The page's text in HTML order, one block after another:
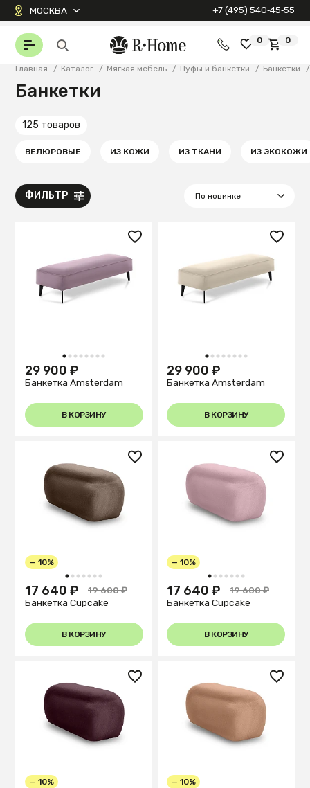
МОСКВА +7 (495) 540‑45‑55
0 0
Главная / Каталог / Мягкая мебель / Пуфы и банкетки / Банкетки /
Банкетки
125 товаров
ВЕЛЮРОВЫЕ ИЗ КОЖИ ИЗ ТКАНИ ИЗ ЭКОКОЖИ
ФИЛЬТР
1 2 3 4 5 6 7 8
29 900 ₽
Банкетка Amsterdam
В КОРЗИНУ
1 2 3 4 5 6 7 8
29 900 ₽
Банкетка Amsterdam
В КОРЗИНУ
1 2 3 4 5 6 7
— 10%
17 640 ₽
19 600 ₽
Банкетка Cupcake
В КОРЗИНУ
1 2 3 4 5 6 7
— 10%
17 640 ₽
19 600 ₽
Банкетка Cupcake
В КОРЗИНУ
— 10% — 10%